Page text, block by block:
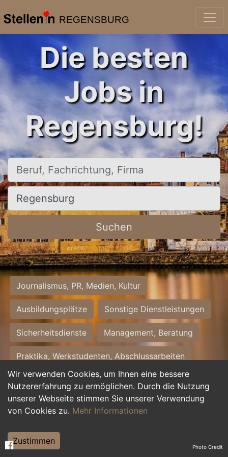
REGENSBURG
Wir verwenden Cookies, um Ihnen eine bessere
Nutzererfahrung zu ermöglichen. Durch die Nutzung
unserer Webseite stimmen Sie unserer Verwendung
von Cookies zu. Mehr Informationen
Zustimmen
Die besten
Jobs in
Regensburg!
Beruf, Fachrichtung, Firma
Ort, Stadt
Suchen
Journalismus, PR, Medien, Kultur
Ausbildungsplätze Sonstige Dienstleistungen
Sicherheitsdienste Management, Beratung
Praktika, Werkstudenten, Abschlussarbeiten
Personalwesen Assistenz, Sekretariat
Hilfskräfte, Aushilfs- und Nebenjobs
Weiterbildung, Studium, duale Ausbildung Photo Credit